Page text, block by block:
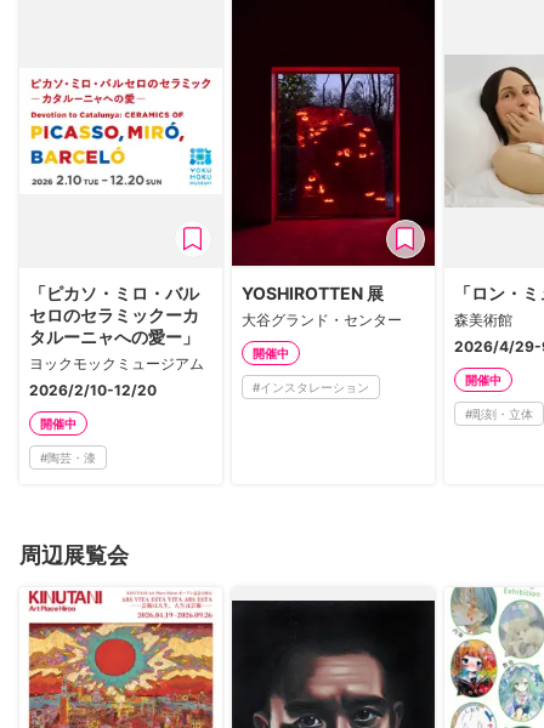
「ピカソ・ミロ・バル
セロのセラミックーカ
タルーニャへの愛ー」
ヨックモックミュージアム
2026/2/10-12/20
開催中
#陶芸・漆
YOSHIROTTEN 展
大谷グランド・センター
開催中
#インスタレーション
「ロン・
森美術館
2026/4/
開催中
#彫刻・立体
周辺展覧会